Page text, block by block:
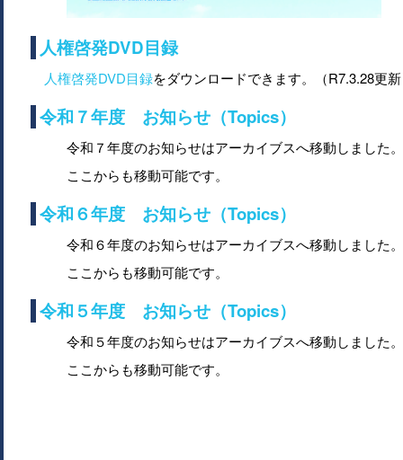
人権啓発DVD目録
人権啓発DVD目録をダウンロードできます。（R7.3.28更
令和７年度 お知らせ（Topics）
令和７年度のお知らせはアーカイブスへ移動しました。
ここからも移動可能です。
令和６年度 お知らせ（Topics）
令和６年度のお知らせはアーカイブスへ移動しました。
ここからも移動可能です。
令和５年度 お知らせ（Topics）
令和５年度のお知らせはアーカイブスへ移動しました。
ここからも移動可能です。